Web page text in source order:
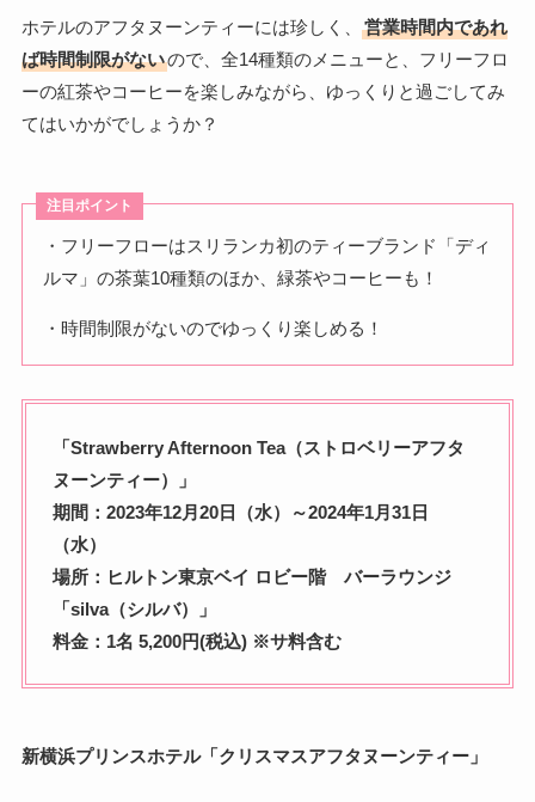
ホテルのアフタヌーンティーには珍しく、
営業時間内であれ
ば時間制限がないので、全14種類のメニューと、フリーフロ
ーの紅茶やコーヒーを楽しみながら、ゆっくりと過ごしてみ
てはいかがでしょうか？
注目ポイント
・フリーフローはスリランカ初のティーブランド「ディ
ルマ」の茶葉10種類のほか、緑茶やコーヒーも！
・時間制限がないのでゆっくり楽しめる！
「Strawberry Afternoon Tea（ストロベリーアフタ
ヌーンティー）」
期間：2023年12月20日（水）～2024年1月31日
（水）
場所：ヒルトン東京ベイ ロビー階 バーラウンジ
「silva（シルバ）」
料金：1名 5,200円(税込) ※サ料含む
新横浜プリンスホテル「クリスマスアフタヌーンティー」